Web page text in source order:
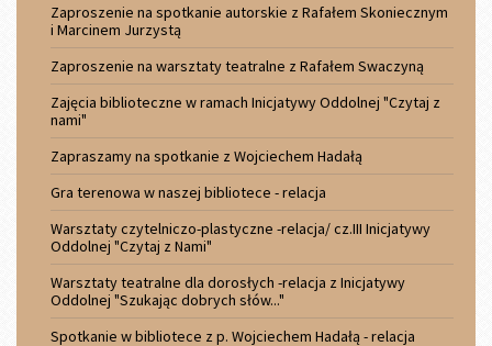
Zaproszenie na spotkanie autorskie z Rafałem Skoniecznym
i Marcinem Jurzystą
Zaproszenie na warsztaty teatralne z Rafałem Swaczyną
Zajęcia biblioteczne w ramach Inicjatywy Oddolnej "Czytaj z
nami"
Zapraszamy na spotkanie z Wojciechem Hadałą
Gra terenowa w naszej bibliotece - relacja
Warsztaty czytelniczo-plastyczne -relacja/ cz.III Inicjatywy
Oddolnej "Czytaj z Nami"
Warsztaty teatralne dla dorosłych -relacja z Inicjatywy
Oddolnej "Szukając dobrych słów..."
Spotkanie w bibliotece z p. Wojciechem Hadałą - relacja